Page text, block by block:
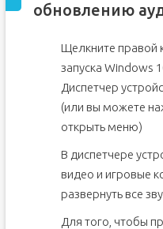
обновлению
Щелкните правой
запуска Windows
Диспетчер
(или вы можете
открыть меню)
В диспетчере
видео и игровые
развернуть все
Для того, чтобы